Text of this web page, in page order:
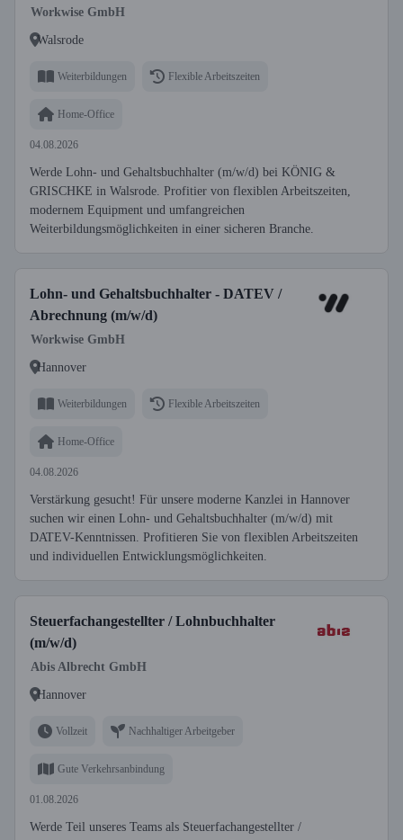
Workwise GmbH
Walsrode
Weiterbildungen Flexible Arbeitszeiten
Home-Office
04.08.2026
Werde Lohn- und Gehaltsbuchhalter (m/w/d) bei KÖNIG &
GRISCHKE in Walsrode. Profitier von flexiblen Arbeitszeiten,
modernem Equipment und umfangreichen
Weiterbildungsmöglichkeiten in einer sicheren Branche.
Lohn- und Gehaltsbuchhalter - DATEV /
Abrechnung (m/w/d)
Workwise GmbH
Hannover
Weiterbildungen Flexible Arbeitszeiten
Home-Office
04.08.2026
Verstärkung gesucht! Für unsere moderne Kanzlei in Hannover
suchen wir einen Lohn- und Gehaltsbuchhalter (m/w/d) mit
DATEV-Kenntnissen. Profitieren Sie von flexiblen Arbeitszeiten
und individuellen Entwicklungsmöglichkeiten.
Steuerfachangestellter / Lohnbuchhalter
(m/w/d)
Abis Albrecht GmbH
Hannover
Vollzeit Nachhaltiger Arbeitgeber
Gute Verkehrsanbindung
01.08.2026
Werde Teil unseres Teams als Steuerfachangestellter /